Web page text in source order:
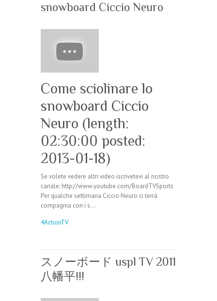
snowboard Ciccio Neuro
Come sciolinare lo
snowboard Ciccio
Neuro (length:
02:30:00 posted:
2013-01-18)
Se volete vedere altri video iscrivetevi al nostro
canale: http://www.youtube.com/BoardTVSports
Per qualche settimana Ciccio Neuro ci terrà
compagnia con i s…
4ActionTV
スノーボード uspl TV 2011
八幡平!!!